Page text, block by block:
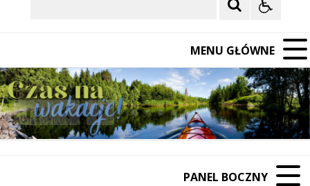
MENU GŁÓWNE
Poprzedni Element
Następny Element
❚❚
PANEL BOCZNY